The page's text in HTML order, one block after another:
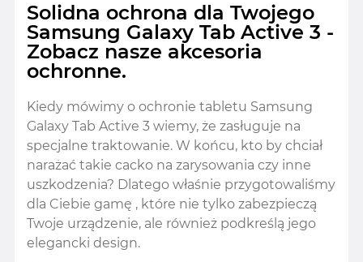
Solidna ochrona dla Twojego
Samsung Galaxy Tab Active 3 -
Zobacz nasze akcesoria
ochronne.
Kiedy mówimy o ochronie tabletu Samsung
Galaxy Tab Active 3 wiemy, że zasługuje na
specjalne traktowanie. W końcu, kto by chciał
narażać takie cacko na zarysowania czy inne
uszkodzenia? Dlatego właśnie przygotowaliśmy
dla Ciebie gamę , które nie tylko zabezpieczą
Twoje urządzenie, ale również podkreślą jego
elegancki design.